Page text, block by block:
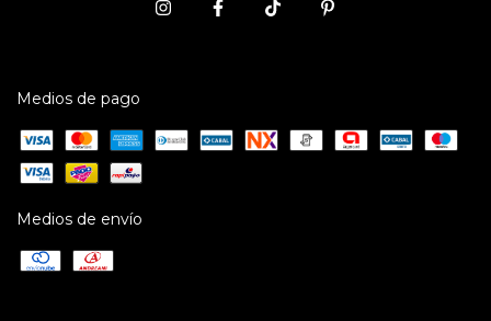
Medios de pago
Medios de envío